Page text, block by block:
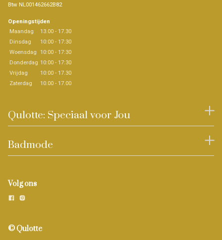
Btw NL001462662B82
Openingstijden
Maandag
13.00 - 17.30
Dinsdag
10:00 - 17:30
Woensdag 10:00 - 17:30
Donderdag 10:00 - 17:30
Vrijdag
10:00 - 17.30
Zaterdag
10.00 - 17.00
Qulotte: Speciaal voor Jou
Badmode
Volg ons
© Qulotte